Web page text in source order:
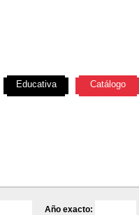
Año exacto:
Educativa Catálogo